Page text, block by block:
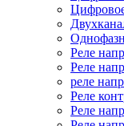
Реле
Реле
реле
Реле
Реле